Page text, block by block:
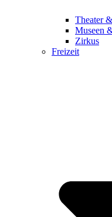
Theater
Museen
Zirkus
Freizeit